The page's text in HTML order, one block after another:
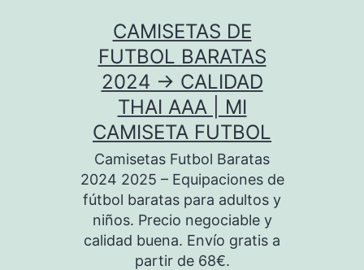
CAMISETAS DE
FUTBOL BARATAS
2024 → CALIDAD
THAI AAA | MI
CAMISETA FUTBOL
Camisetas Futbol Baratas
2024 2025 – Equipaciones de
fútbol baratas para adultos y
niños. Precio negociable y
calidad buena. Envío gratis a
partir de 68€.